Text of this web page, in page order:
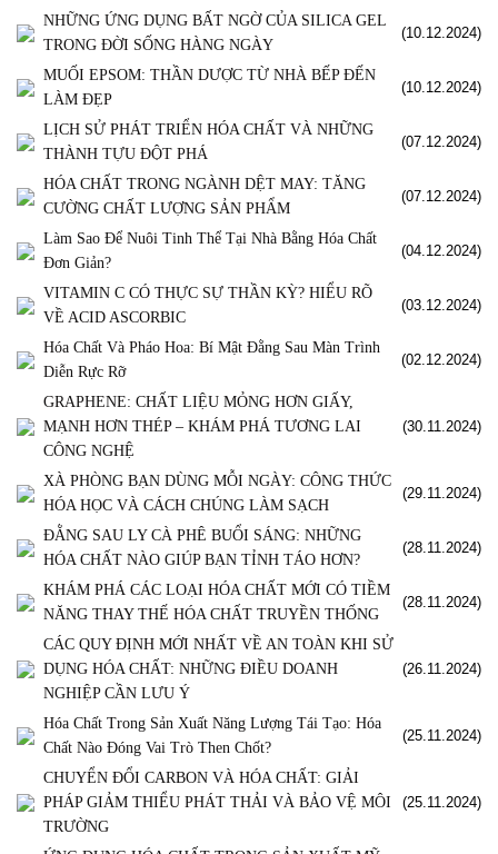
NHỮNG ỨNG DỤNG BẤT NGỜ CỦA SILICA GEL
TRONG ĐỜI SỐNG HÀNG NGÀY
(10.12.2024)
MUỐI EPSOM: THẦN DƯỢC TỪ NHÀ BẾP ĐẾN
LÀM ĐẸP
(10.12.2024)
LỊCH SỬ PHÁT TRIỂN HÓA CHẤT VÀ NHỮNG
THÀNH TỰU ĐỘT PHÁ
(07.12.2024)
HÓA CHẤT TRONG NGÀNH DỆT MAY: TĂNG
CƯỜNG CHẤT LƯỢNG SẢN PHẨM
(07.12.2024)
Làm Sao Để Nuôi Tinh Thể Tại Nhà Bằng Hóa Chất
Đơn Giản?
(04.12.2024)
VITAMIN C CÓ THỰC SỰ THẦN KỲ? HIỂU RÕ
VỀ ACID ASCORBIC
(03.12.2024)
Hóa Chất Và Pháo Hoa: Bí Mật Đằng Sau Màn Trình
Diễn Rực Rỡ
(02.12.2024)
GRAPHENE: CHẤT LIỆU MỎNG HƠN GIẤY,
MẠNH HƠN THÉP – KHÁM PHÁ TƯƠNG LAI
CÔNG NGHỆ
(30.11.2024)
XÀ PHÒNG BẠN DÙNG MỖI NGÀY: CÔNG THỨC
HÓA HỌC VÀ CÁCH CHÚNG LÀM SẠCH
(29.11.2024)
ĐẰNG SAU LY CÀ PHÊ BUỔI SÁNG: NHỮNG
HÓA CHẤT NÀO GIÚP BẠN TỈNH TÁO HƠN?
(28.11.2024)
KHÁM PHÁ CÁC LOẠI HÓA CHẤT MỚI CÓ TIỀM
NĂNG THAY THẾ HÓA CHẤT TRUYỀN THỐNG
(28.11.2024)
CÁC QUY ĐỊNH MỚI NHẤT VỀ AN TOÀN KHI SỬ
DỤNG HÓA CHẤT: NHỮNG ĐIỀU DOANH
NGHIỆP CẦN LƯU Ý
(26.11.2024)
Hóa Chất Trong Sản Xuất Năng Lượng Tái Tạo: Hóa
Chất Nào Đóng Vai Trò Then Chốt?
(25.11.2024)
CHUYỂN ĐỔI CARBON VÀ HÓA CHẤT: GIẢI
PHÁP GIẢM THIỂU PHÁT THẢI VÀ BẢO VỆ MÔI
TRƯỜNG
(25.11.2024)